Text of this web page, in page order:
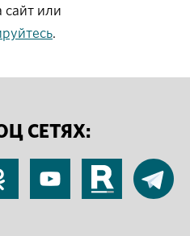
сайт или
.
СЕТЯХ:
YouTube RuTube Telegram